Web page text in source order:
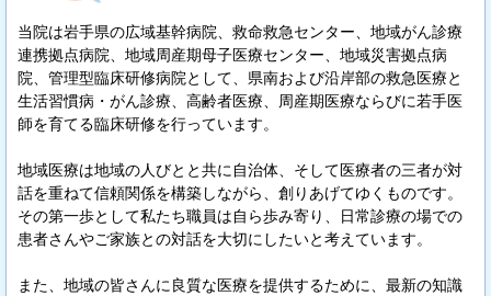
当院は岩手県の広域基幹病院、救命救急センター、地域がん診療
連携拠点病院、地域周産期母子医療センター、地域災害拠点病
院、管理型臨床研修病院として、県南および沿岸部の救急医療と
生活習慣病・がん診療、高齢者医療、周産期医療ならびに若手医
師を育てる臨床研修を行っています。
地域医療は地域の人びとと共に自治体、そして医療者の三者が対
話を重ねて信頼関係を構築しながら、創りあげてゆくものです。
その第一歩として私たち職員は自ら歩み寄り、日常診療の場での
患者さんやご家族との対話を大切にしたいと考えています。
また、地域の皆さんに良質な医療を提供するために、最新の知識